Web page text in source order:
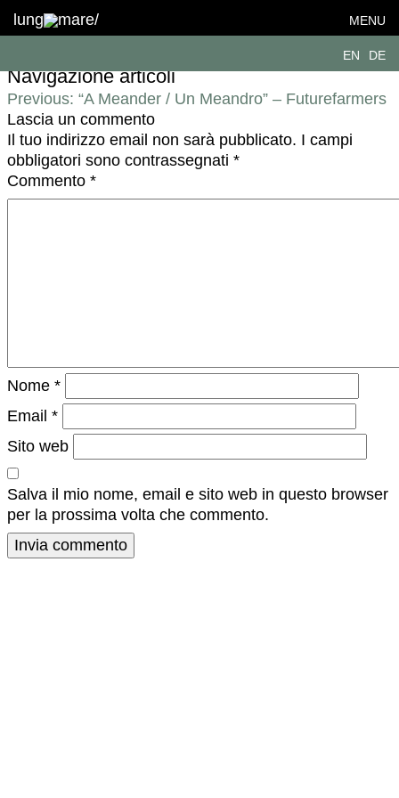
lung mare/ MENU
EN DE
F_1620x1120_FutureFramers_AMeander-
DE
Navigazione articoli
Previous: “A Meander / Un Meandro” – Futurefarmers
Lascia un commento
Il tuo indirizzo email non sarà pubblicato. I campi
obbligatori sono contrassegnati *
Commento *
Nome *
Email *
Sito web
Salva il mio nome, email e sito web in questo browser
per la prossima volta che commento.